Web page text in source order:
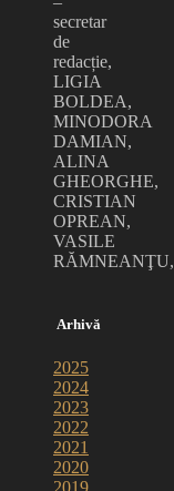
secretar
de
redacție,
LIGIA
BOLDEA,
MINODORA
DAMIAN,
ALINA
GHEORGHE,
CRISTIAN
OPREAN,
VASILE
RĂMNEANŢU,
Arhivă
2025
2024
2023
2022
2021
2020
2019